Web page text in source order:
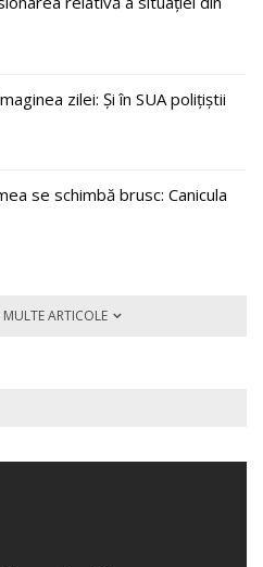
zilei: Și în SUA polițiștii
se schimbă brusc: Canicula
ARTICOLE